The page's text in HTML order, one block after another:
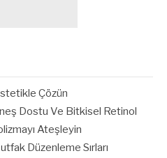
Çözün
Dostu Ve Bitkisel Retinol
Ateşleyin
Düzenleme Sırları